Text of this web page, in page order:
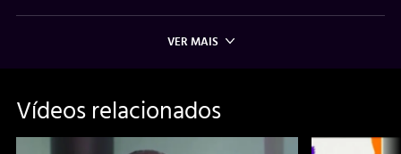
VER MAIS
Vídeos relacionados